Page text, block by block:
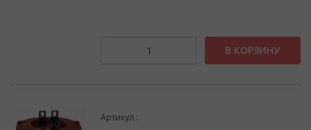
В КОРЗИНУ
Артикул :